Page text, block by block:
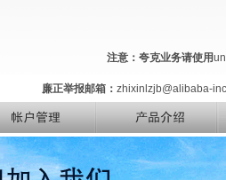
注意：夸克业务请使用
廉正举报邮箱：